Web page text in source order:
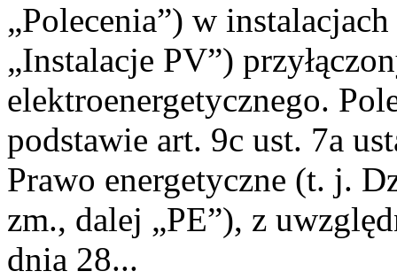
„Polecenia”) w
„Instalacje PV”)
elektroenergetycznego.
podstawie art. 9c ust. 7a
Prawo energetyczne (t. j.
zm., dalej „PE”), z
dnia 28...